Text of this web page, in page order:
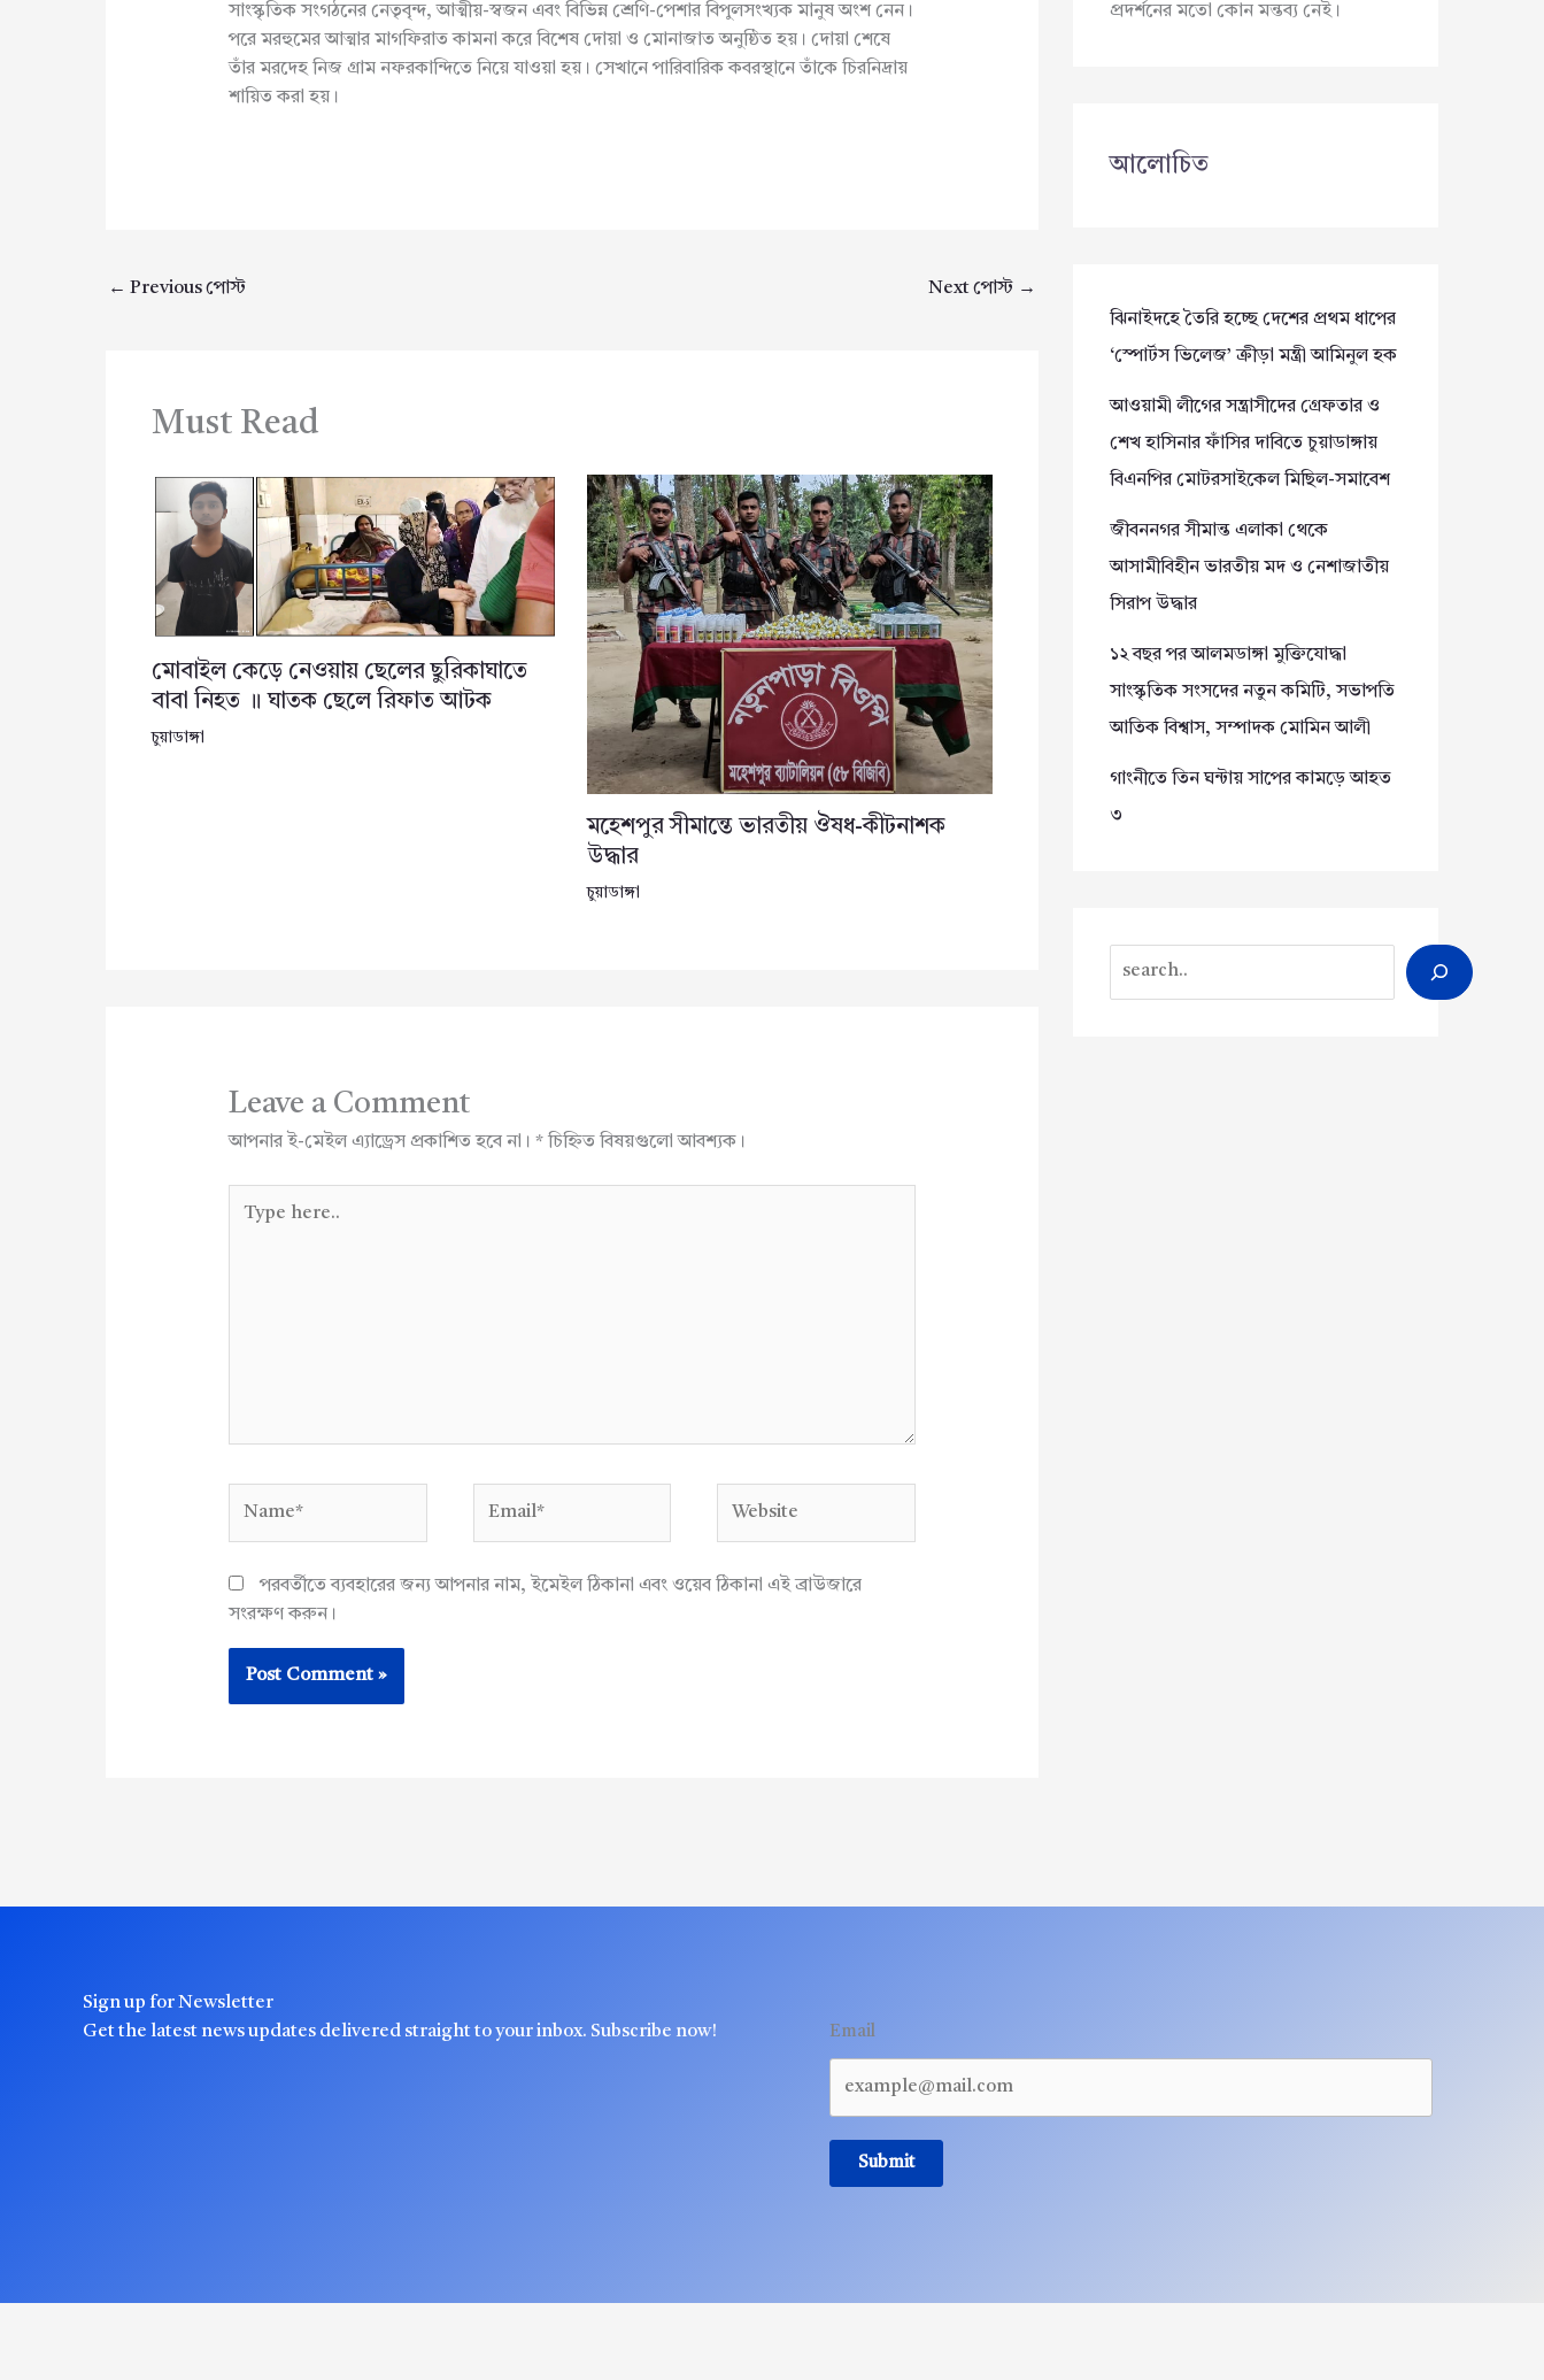
সাংস্কৃতিক সংগঠনের নেতৃবৃন্দ, আত্মীয়-স্বজন এবং বিভিন্ন শ্রেণি-পেশার বিপুলসংখ্যক মানুষ অংশ নেন।
পরে মরহুমের আত্মার মাগফিরাত কামনা করে বিশেষ দোয়া ও মোনাজাত অনুষ্ঠিত হয়। দোয়া শেষে
তাঁর মরদেহ নিজ গ্রাম নফরকান্দিতে নিয়ে যাওয়া হয়। সেখানে পারিবারিক কবরস্থানে তাঁকে চিরনিদ্রায়
শায়িত করা হয়।
← Previous পোস্ট Next পোস্ট →
Must Read
মোবাইল কেড়ে নেওয়ায় ছেলের ছুরিকাঘাতে
বাবা নিহত ॥ ঘাতক ছেলে রিফাত আটক
চুয়াডাঙ্গা
মহেশপুর সীমান্তে ভারতীয় ঔষধ-কীটনাশক
উদ্ধার
চুয়াডাঙ্গা
Leave a Comment
আপনার ই-মেইল এ্যাড্রেস প্রকাশিত হবে না। *চিহ্নিত বিষয়গুলো আবশ্যক।
here..
পরবর্তীতে ব্যবহারের জন্য আপনার নাম, ইমেইল ঠিকানা এবং ওয়েব ঠিকানা এই ব্রাউজারে
সংরক্ষণ করুন।
প্রদর্শনের মতো কোন মন্তব্য নেই।
আলোচিত
ঝিনাইদহে তৈরি হচ্ছে দেশের প্রথম ধাপের
‘স্পোর্টস ভিলেজ’ ক্রীড়া মন্ত্রী আমিনুল হক
আওয়ামী লীগের সন্ত্রাসীদের গ্রেফতার ও
শেখ হাসিনার ফাঁসির দাবিতে চুয়াডাঙ্গায়
বিএনপির মোটরসাইকেল মিছিল-সমাবেশ
জীবননগর সীমান্ত এলাকা থেকে
আসামীবিহীন ভারতীয় মদ ও নেশাজাতীয়
সিরাপ উদ্ধার
১২ বছর পর আলমডাঙ্গা মুক্তিযোদ্ধা
সাংস্কৃতিক সংসদের নতুন কমিটি, সভাপতি
আতিক বিশ্বাস, সম্পাদক মোমিন আলী
গাংনীতে তিন ঘন্টায় সাপের কামড়ে আহত
৩
Sign up for Newsletter
Get the latest news updates delivered straight to your inbox. Subscribe now!
Email
Submit